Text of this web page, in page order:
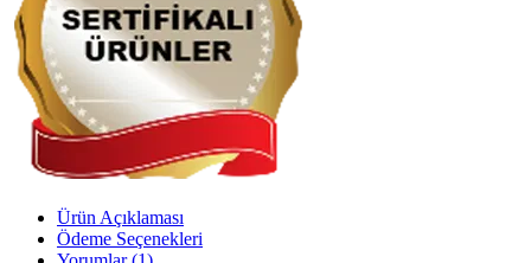
Ürün Açıklaması
Ödeme Seçenekleri